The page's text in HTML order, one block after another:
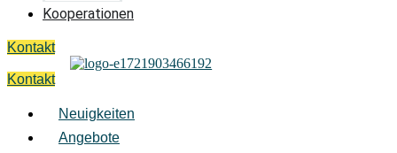
Kooperationen
Kontakt
Kontakt
Neuigkeiten
Angebote